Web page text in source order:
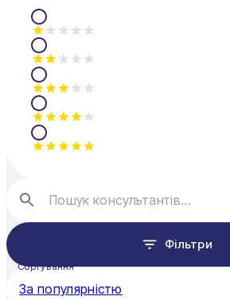
Тернопіль
Ужгород
Умань
Харків
Херсон
Фільтри
Сортування
За популярністю